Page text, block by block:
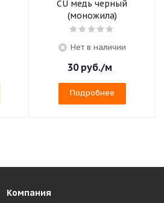
CU медь черный
(моножила)
Нет в наличии
30руб./м
Подробнее
Компания